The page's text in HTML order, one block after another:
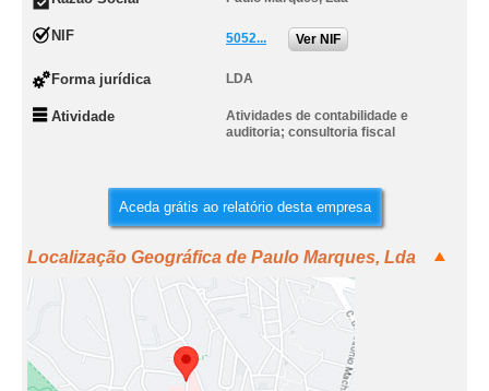
NIF 5052... Ver NIF
Forma jurídica LDA
Atividade
Atividades de contabilidade e
auditoria; consultoria fiscal
Aceda grátis ao relatório desta empresa
Localização Geográfica de Paulo Marques, Lda